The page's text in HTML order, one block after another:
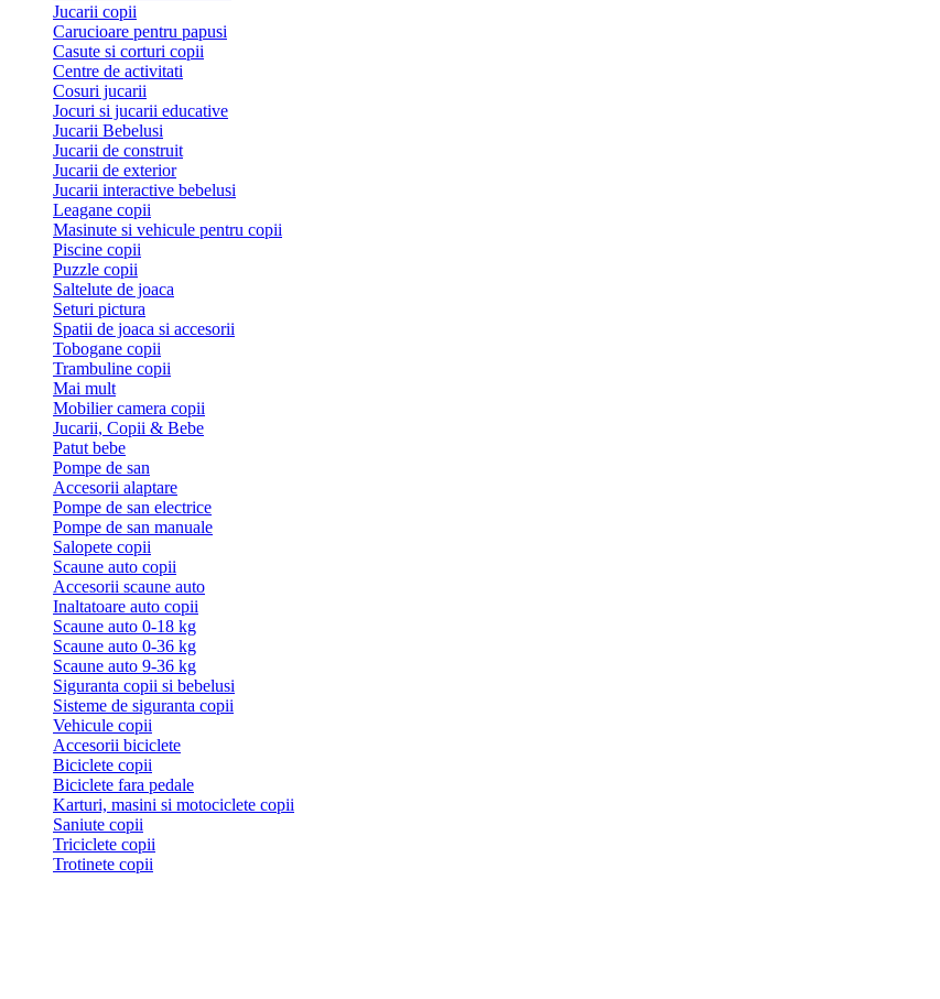
Jucarii copii
Carucioare pentru papusi
Casute si corturi copii
Centre de activitati
Cosuri jucarii
Jocuri si jucarii educative
Jucarii Bebelusi
Jucarii de construit
Jucarii de exterior
Jucarii interactive bebelusi
Leagane copii
Masinute si vehicule pentru copii
Piscine copii
Puzzle copii
Saltelute de joaca
Seturi pictura
Spatii de joaca si accesorii
Tobogane copii
Trambuline copii
Mai mult
Mobilier camera copii
Jucarii, Copii & Bebe
Patut bebe
Pompe de san
Accesorii alaptare
Pompe de san electrice
Pompe de san manuale
Salopete copii
Scaune auto copii
Accesorii scaune auto
Inaltatoare auto copii
Scaune auto 0-18 kg
Scaune auto 0-36 kg
Scaune auto 9-36 kg
Siguranta copii si bebelusi
Sisteme de siguranta copii
Vehicule copii
Accesorii biciclete
Biciclete copii
Biciclete fara pedale
Karturi, masini si motociclete copii
Saniute copii
Triciclete copii
Trotinete copii